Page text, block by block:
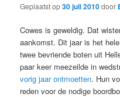
Geplaatst op30 juli 2010door
Cowes is geweldig. Dat
aankomst. Dit jaar is het
twee bevriende boten uit
paar keer meezeilde in
vorig jaar ontmoetten. Hun
reden voor de nodige